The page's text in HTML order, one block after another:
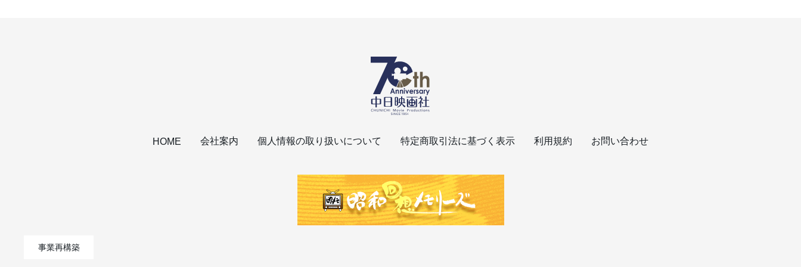
HOME 会社案内 個人情報の取り扱いについて 特定商取引法に基づく表示 利用規約 お問い合わせ
事業再構築